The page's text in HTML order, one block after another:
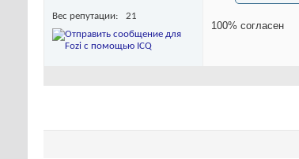
Вес репутации 21
100% согласен